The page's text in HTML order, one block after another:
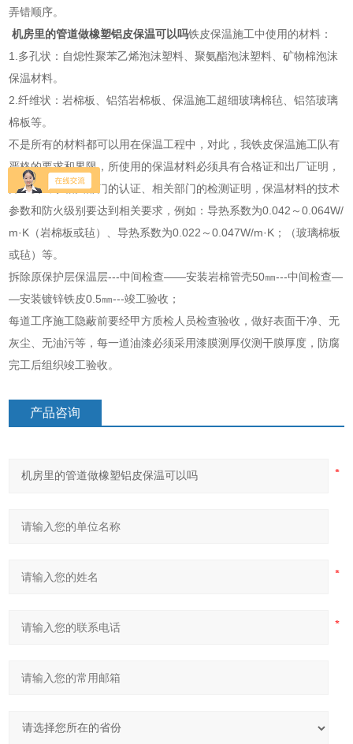
弄错顺序。
机房里的管道做橡塑铝皮保温可以吗铁皮保温施工中使用的材料：
1.多孔状：自熄性聚苯乙烯泡沫塑料、聚氨酯泡沫塑料、矿物棉泡沫
保温材料。
2.纤维状：岩棉板、铝箔岩棉板、保温施工超细玻璃棉毡、铝箔玻璃
棉板等。
不是所有的材料都可以用在保温工程中，对此，我铁皮保温施工队有
严格的要求和界限，所使用的保温材料必须具有合格证和出厂证明，
并且要出示相关部门的认证、相关部门的检测证明，保温材料的技术
参数和防火级别要达到相关要求，例如：导热系数为0.042～0.064W/
m·K（岩棉板或毡）、导热系数为0.022～0.047W/m·K；（玻璃棉板
或毡）等。
拆除原保护层保温层---中间检查――安装岩棉管壳50㎜---中间检查―
―安装镀锌铁皮0.5㎜---竣工验收；
每道工序施工隐蔽前要经甲方质检人员检查验收，做好表面干净、无
灰尘、无油污等，每一道油漆必须采用漆膜测厚仪测干膜厚度，防腐
完工后组织竣工验收。
产品咨询